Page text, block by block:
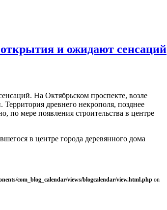
и ожидают сенсаций
На Октябрьском проспекте, возле
древнего некрополя, позднее
по мере появления строительства в центре
в центре города деревянного дома
com_blog_calendar/views/blogcalendar/view.html.php on